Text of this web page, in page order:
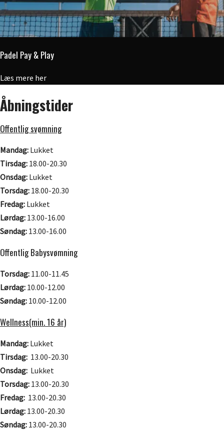
Padel Pay & Play
Læs mere her
Åbningstider
Offentlig svømning
Mandag: Lukket
Tirsdag: 18.00-20.30
Onsdag: Lukket
Torsdag: 18.00-20.30
Fredag: Lukket
Lørdag: 13.00-16.00
Søndag: 13.00-16.00
Offentlig Babysvømning
Torsdag: 11.00-11.45
Lørdag: 10.00-12.00
Søndag: 10.00-12.00
Wellness(min. 16 år)
Mandag: Lukket
Tirsdag: 13.00-20.30
Onsdag: Lukket
Torsdag: 13.00-20.30
Fredag: 13.00-20.30
Lørdag: 13.00-20.30
Søndag: 13.00-20.30